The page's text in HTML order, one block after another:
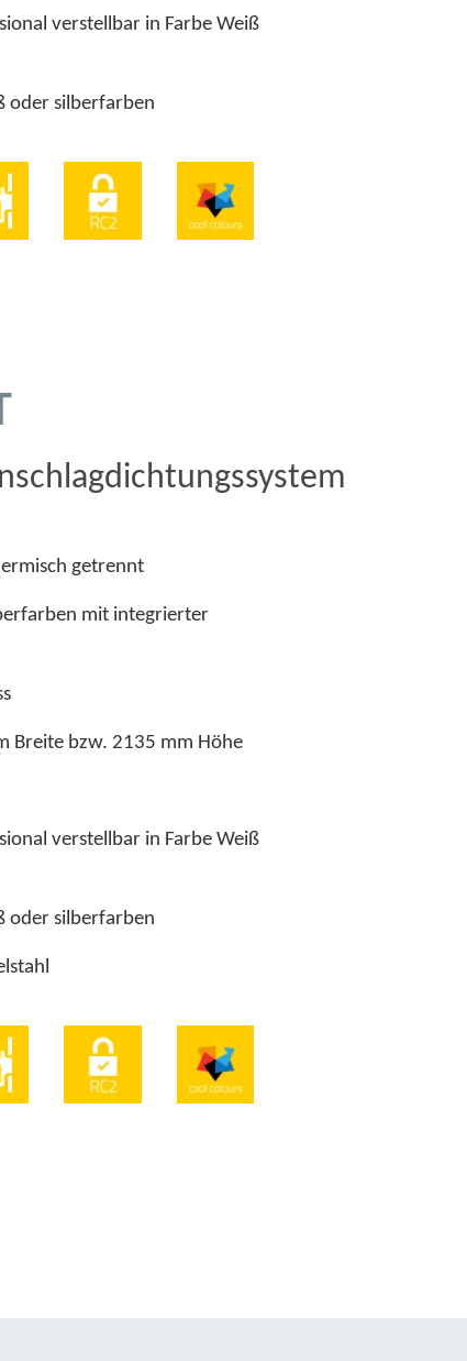
verstellbar in Farbe Weiß
oder silberfarben
getrennt
silberfarben mit integrierter
Breite bzw. 2135 mm Höhe
verstellbar in Farbe Weiß
oder silberfarben